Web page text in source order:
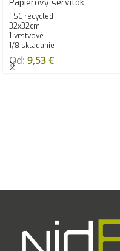
Papierový servítok
FSC recycled
32x32cm
1-vrstvové
1/8 skladanie
Od: 9,53€